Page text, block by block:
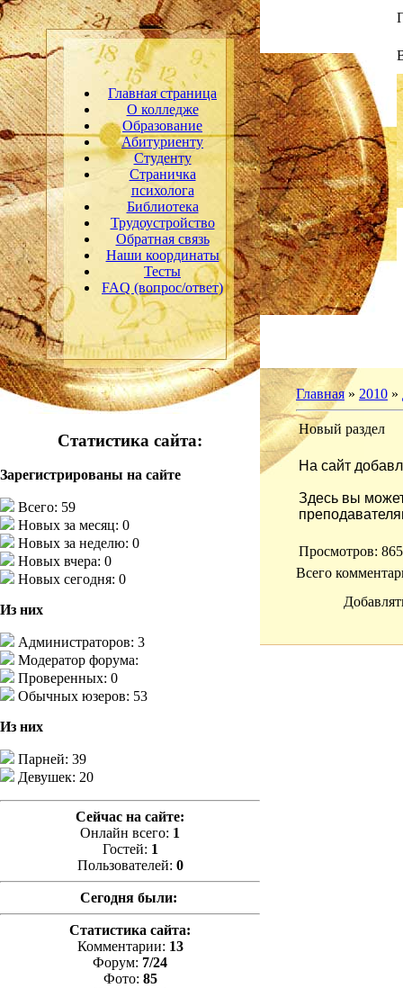
Главная страница
О колледже
Образование
Абитуриенту
Студенту
Страничка
психолога
Библиотека
Трудоустройство
Обратная связь
Наши координаты
Тесты
FAQ (вопрос/ответ)
Статистика сайта:
Зарегистрированы на сайте
Всего: 59
Новых за месяц: 0
Новых за неделю: 0
Новых вчера: 0
Новых сегодня: 0
Из них
Администраторов: 3
Модератор форума:
Проверенных: 0
Обычных юзеров: 53
Из них
Парней: 39
Девушек: 20
Сейчас на сайте:
Онлайн всего: 1
Гостей: 1
Пользователей: 0
Сегодня были:
Статистика сайта:
Комментарии: 13
Форум: 7/24
Фото: 85
Главная» 2010 »
Новый раздел
На сайт
Здесь вы
Просмотров:
Всего